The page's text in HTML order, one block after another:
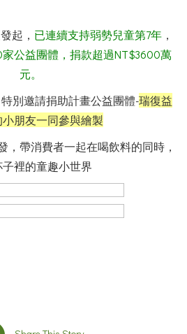
起， 已連續支持弱勢兒童第7年，
公益團體，捐款超過NT$3600萬
元。
別邀請捐助計畫公益團體-瑞復益
朋友一同參與繪製
，帶消費者一起在喝飲料的同時，
裡的童趣小世界